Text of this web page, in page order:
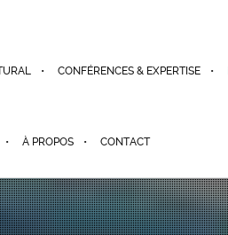
CONFÉRENCES & EXPERTISE
À PROPOS CONTACT